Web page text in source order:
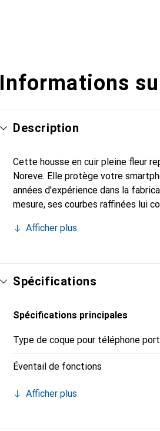
Informations
Description
Cette housse en cuir pleine fleur
Noreve. Elle protège votre
années d'expérience dans la
mesure, ses courbes raffinées lui
marque Noreve est un choix fiable
Afficher plus
Spécifications
Spécifications principales
Type de coque pour téléphone
Éventail de fonctions
Afficher plus